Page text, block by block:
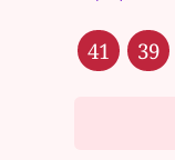
41 39